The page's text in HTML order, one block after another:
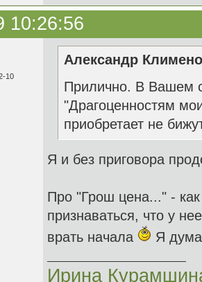
10:26:56
10
Александр
Прилично. В Вашем
"Драгоценностям
приобретает не
Я и без приговора
Про "Грош цена..." -
признаваться, что у
врать начала
Я
Ирина